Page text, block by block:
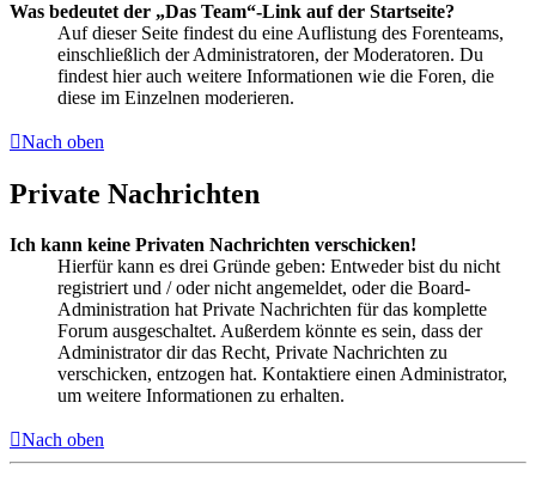
Was bedeutet der „Das Team“-Link auf der Startseite?
Auf dieser Seite findest du eine Auflistung des Forenteams,
einschließlich der Administratoren, der Moderatoren. Du
findest hier auch weitere Informationen wie die Foren, die
diese im Einzelnen moderieren.
Nach oben
Private Nachrichten
Ich kann keine Privaten Nachrichten verschicken!
Hierfür kann es drei Gründe geben: Entweder bist du nicht
registriert und / oder nicht angemeldet, oder die Board-
Administration hat Private Nachrichten für das komplette
Forum ausgeschaltet. Außerdem könnte es sein, dass der
Administrator dir das Recht, Private Nachrichten zu
verschicken, entzogen hat. Kontaktiere einen Administrator,
um weitere Informationen zu erhalten.
Nach oben